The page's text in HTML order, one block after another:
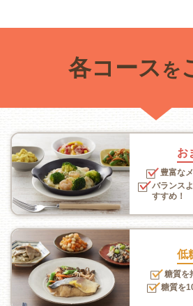
各コースを
お
豊富な
バランス
すすめ！
低
糖質を
糖質を